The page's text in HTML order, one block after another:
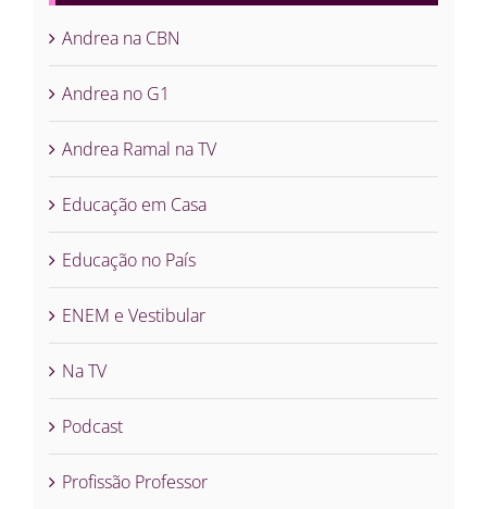
Andrea na CBN
Andrea no G1
Andrea Ramal na TV
Educação em Casa
Educação no País
ENEM e Vestibular
Na TV
Podcast
Profissão Professor